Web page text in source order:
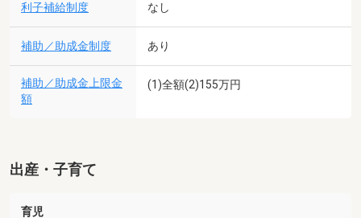
利子補給制度 なし
補助／助成金制度 あり
補助／助成金上限金
額
(1)全額(2)155万円
出産・子育て
育児